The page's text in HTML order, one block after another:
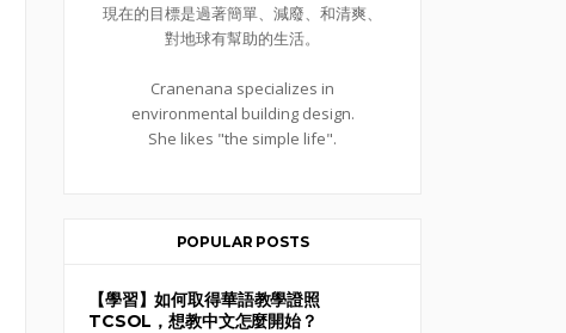
現在的目標是過著簡單、減廢、和清爽、
對地球有幫助的生活。
Cranenana specializes in
environmental building design.
She likes "the simple life".
POPULAR POSTS
【學習】如何取得華語教學證照
TCSOL，想教中文怎麼開始？